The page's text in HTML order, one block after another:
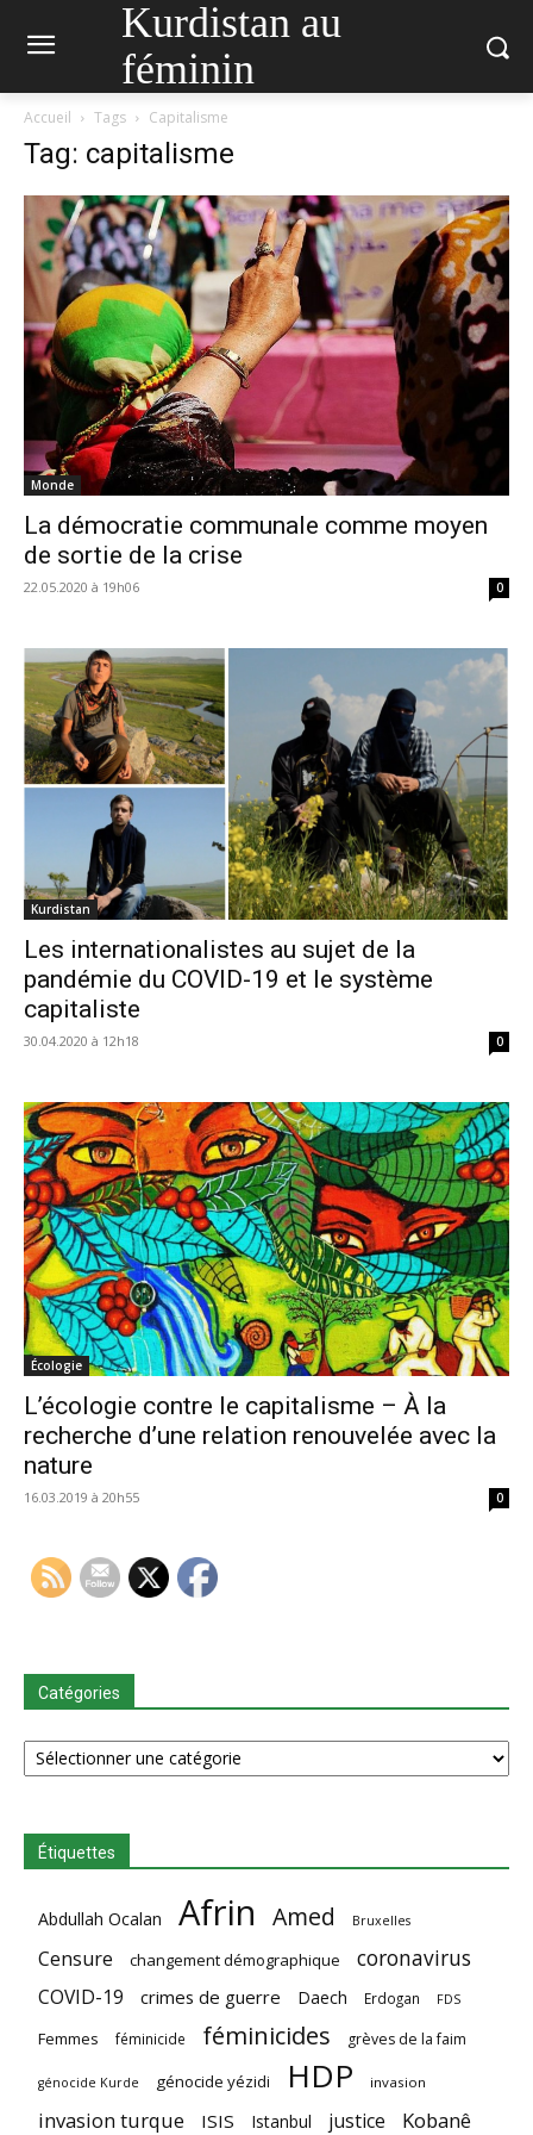
Kurdistan au
féminin
Accueil Tags Capitalisme
Tag: capitalisme
Monde
La démocratie communale comme moyen
de sortie de la crise
22.05.2020 à 19h06 0
Kurdistan
Les internationalistes au sujet de la
pandémie du COVID-19 et le système
capitaliste
30.04.2020 à 12h18 0
Écologie
L’écologie contre le capitalisme – À la
recherche d’une relation renouvelée avec la
nature
16.03.2019 à 20h55 0
Catégories
Catégories
Étiquettes
Abdullah Ocalan Afrin Amed Bruxelles
Censure changement démographique coronavirus
COVID-19 crimes de guerre Daech Erdogan FDS
Femmes féminicide féminicides grèves de la faim
génocide Kurde génocide yézidi HDP invasion
invasion turque ISIS Istanbul justice Kobanê